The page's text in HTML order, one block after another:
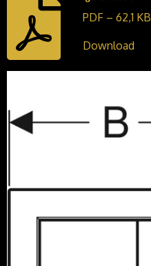
PDF – 62,1 KB
Download